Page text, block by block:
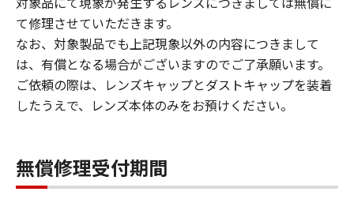
て修理させていただきます。
なお、対象製品でも上記現象以外の内容につきまして
は、有償となる場合がございますのでご了承願います。
ご依頼の際は、レンズキャップとダストキャップを装着
したうえで、レンズ本体のみをお預けください。
無償修理受付期間